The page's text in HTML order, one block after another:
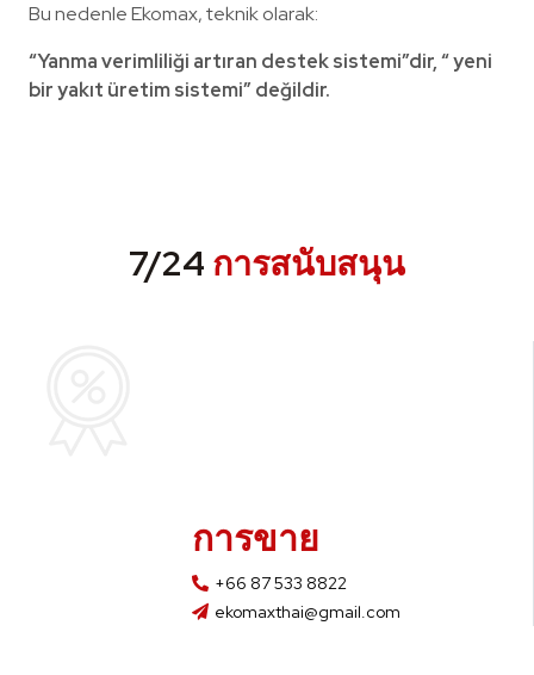
Bu nedenle Ekomax, teknik olarak:
“Yanma verimliliği artıran destek sistemi”dir, “ yeni
bir yakıt üretim sistemi” değildir.
7/24 การสนับสนุน
การขาย
+66 87 533 8822
ekomaxthai@gmail.com